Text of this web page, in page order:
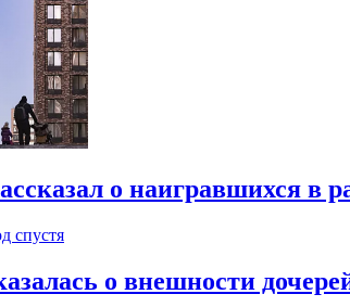
о наигравшихся в
спустя
о внешности